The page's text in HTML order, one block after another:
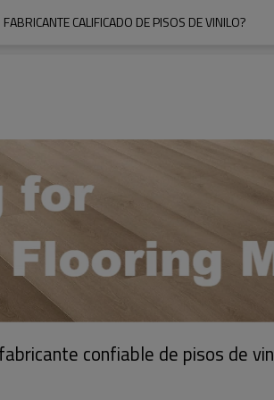
CALIFICADO DE PISOS DE VINILO?
confiable de pisos de